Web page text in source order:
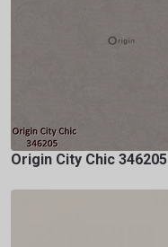
Origin City Chic 346205